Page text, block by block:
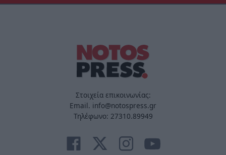
Στοιχεία επικοινωνίας:
Email. info@notospress.gr
Τηλέφωνο: 27310.89949